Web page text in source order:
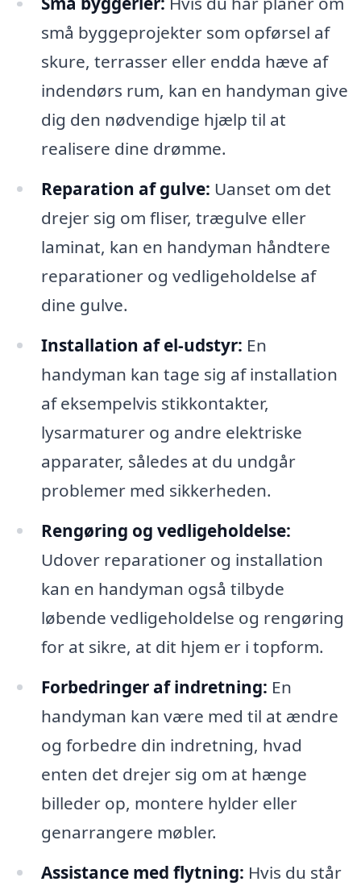
små byggeprojekter som opførsel af
skure, terrasser eller endda hæve af
indendørs rum, kan en handyman give
dig den nødvendige hjælp til at
realisere dine drømme.
Reparation af gulve: Uanset om det
drejer sig om fliser, trægulve eller
laminat, kan en handyman håndtere
reparationer og vedligeholdelse af
dine gulve.
Installation af el-udstyr: En
handyman kan tage sig af installation
af eksempelvis stikkontakter,
lysarmaturer og andre elektriske
apparater, således at du undgår
problemer med sikkerheden.
Rengøring og vedligeholdelse:
Udover reparationer og installation
kan en handyman også tilbyde
løbende vedligeholdelse og rengøring
for at sikre, at dit hjem er i topform.
Forbedringer af indretning: En
handyman kan være med til at ændre
og forbedre din indretning, hvad
enten det drejer sig om at hænge
billeder op, montere hylder eller
genarrangere møbler.
Assistance med flytning: Hvis du står